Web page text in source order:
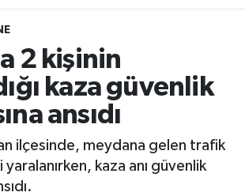
2 kişinin
kaza güvenlik
ansıdı
ilçesinde, meydana gelen trafik
yaralanırken, kaza anı güvenlik
Komutanlığı
news
Yoğunluk Haritası
Durumu ve Fikstür